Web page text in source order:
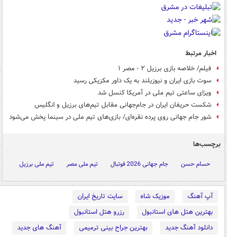
اخبار مرتبط
فیلم/ خلاصه بازی برزیل ۲ - مصر ۱
سوت بازی ایران و نیوزیلند به یک داور مکزیکی رسید
ویزای ساعتی تیم ملی در آمریکا کنسل شد
شکست حریفان ایران در جام‌جهانی مقابل تیم‌های برزیل و انگلیس
شور جام جهانی روی پرده نقره‌ای/ بازی‌های تیم ملی در سینما پخش می‌شود
برچسب‌ها
حسام حسن جام جهانی 2026 فوتبال تیم ملی مصر تیم ملی برزیل
آپ آهنگ موزیک شاه
سایت تاریخ ایران
بهترین هتل های استانبول
رزرو هتل استانبول
دانلود آهنگ جدید
بهترین جراح بینی ترمیمی
آهنگ های جدید